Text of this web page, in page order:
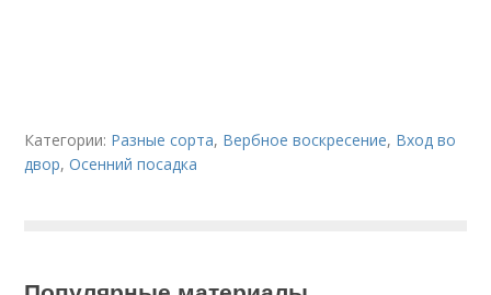
Категории: Разные сорта, Вербное воскресение, Вход во
двор,Осенний посадка